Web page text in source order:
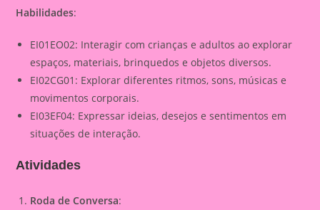
Habilidades:
EI01EO02: Interagir com crianças e adultos ao explorar
espaços, materiais, brinquedos e objetos diversos.
EI02CG01: Explorar diferentes ritmos, sons, músicas e
movimentos corporais.
EI03EF04: Expressar ideias, desejos e sentimentos em
situações de interação.
Atividades
Roda de Conversa: